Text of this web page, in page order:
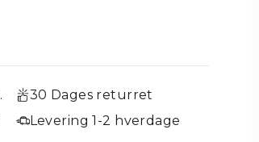
30 Dages returret
Levering 1-2 hverdage